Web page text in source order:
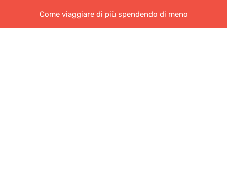
Come viaggiare di più spendendo di meno